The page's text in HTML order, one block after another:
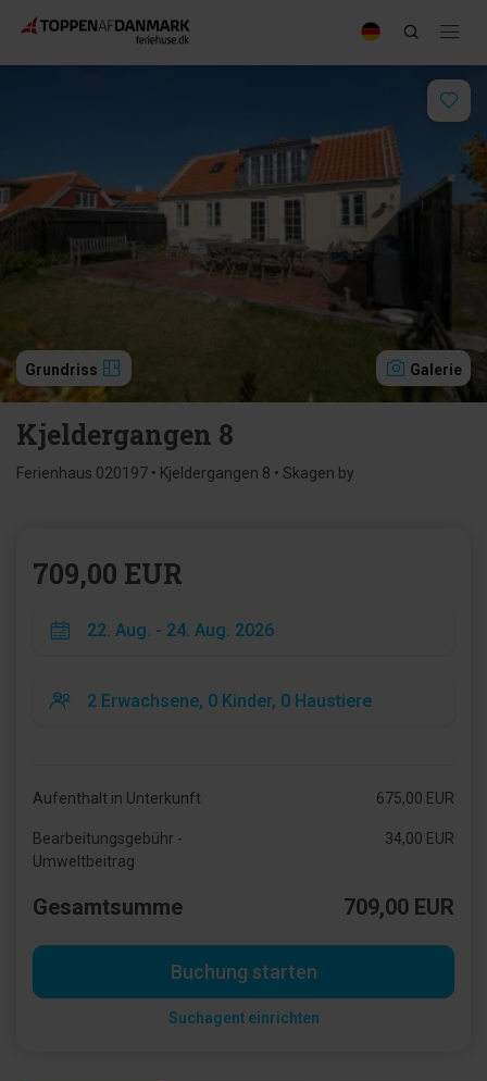
Grundriss Galerie
Kjeldergangen 8
Ferienhaus 020197 • Kjeldergangen 8 • Skagen by
709,00 EUR
Aufenthalt in Unterkunft 675,00 EUR
Bearbeitungsgebühr -
Umweltbeitrag
34,00 EUR
Gesamtsumme 709,00 EUR
Buchung starten
Suchagent einrichten